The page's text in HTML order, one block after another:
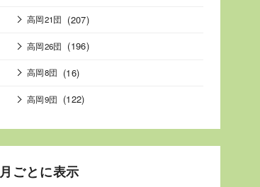
高岡21団 (207)
高岡26団 (196)
高岡8団 (16)
高岡9団 (122)
月ごとに表示